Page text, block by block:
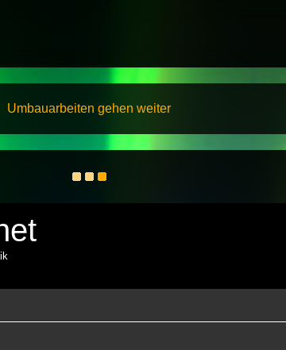
Umbauarbeiten gehen weiter